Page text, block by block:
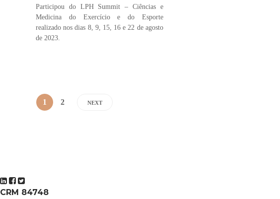
Participou do LPH Summit – Ciências e
Medicina do Exercício e do Esporte
realizado nos dias 8, 9, 15, 16 e 22 de agosto
de 2023.
1 2 NEXT
CRM 84748